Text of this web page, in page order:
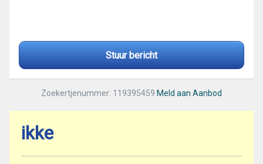
Stuur bericht
Zoekertjenummer: 119395459 Meld aan Aanbod
ikke